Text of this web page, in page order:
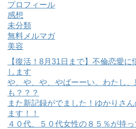
プロフィール
感想
未分類
無料メルマガ
美容
【復活！8月31日まで】不倫恋愛
します
や、や、や、やばーーい。わたし
も？？？
また新記録がでました！ゆかりさ
ます！！
４０代、５０代女性の８５％が持